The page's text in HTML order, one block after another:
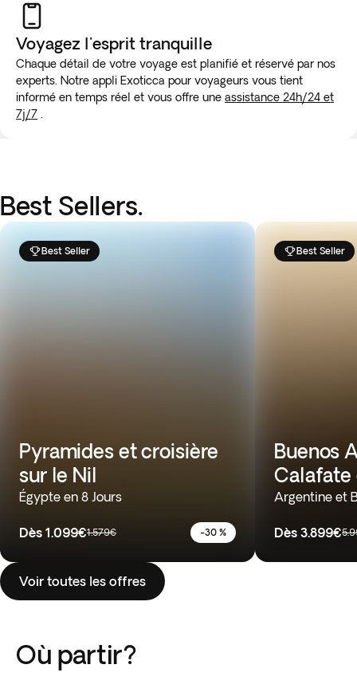
Voyagez l'esprit tranquille
Chaque détail de votre voyage est planifié et réservé par nos
experts. Notre appli Exoticca pour voyageurs vous tient
informé en temps réel et vous offre une assistance 24h/24 et
7j/7
Best Sellers.
Best Seller
Pyramides et croisière
sur le Nil
Égypte en 8 Jours
Dès 1.099€1.579€ -30 %
Best Seller
Buenos
Calafate
Argentine et
Dès 3.899€
Voir toutes les offres
Où partir?
Afrique du Sud